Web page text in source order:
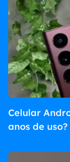
Celular
anos de